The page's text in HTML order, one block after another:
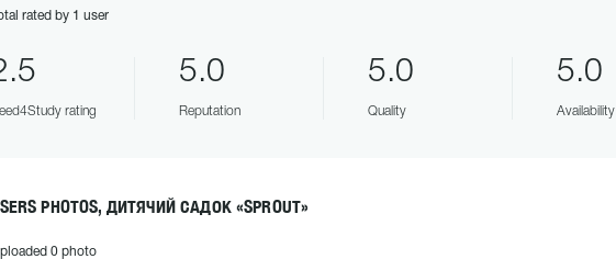
rated by 1 user
rating
5.0
Reputation
5.0
Quality
5.0
Availability
PHOTOS, ДИТЯЧИЙ САДОК «SPROUT»
0 photo